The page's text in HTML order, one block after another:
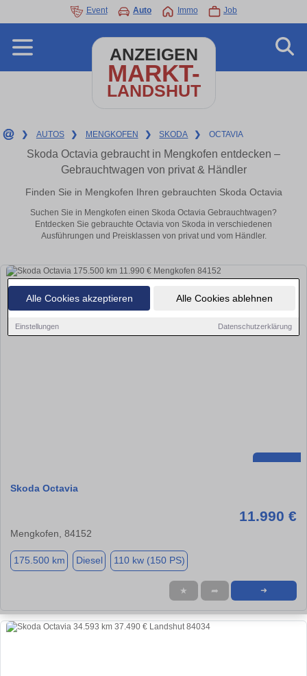
Alle Cookies akzeptieren Alle Cookies ablehnen
Einstellungen Datenschutzerklärung
Event Auto Immo Job
ANZEIGEN
MARKT-
LANDSHUT
❯ AUTOS ❯ MENGKOFEN ❯ SKODA ❯ OCTAVIA
Skoda Octavia gebraucht in Mengkofen entdecken –
Gebrauchtwagen von privat & Händler
Finden Sie in Mengkofen Ihren gebrauchten Skoda Octavia
Suchen Sie in Mengkofen einen Skoda Octavia Gebrauchtwagen?
Entdecken Sie gebrauchte Octavia von Skoda in verschiedenen
Ausführungen und Preisklassen von privat und vom Händler.
Skoda Octavia
11.990 €
Mengkofen, 84152
175.500 km Diesel 110 kw (150 PS)
★ ➦ ➜